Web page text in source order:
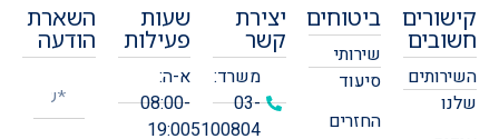
קישורים
חשובים
השירותים
שלנו
ביטוחים
שירותי
סיעוד
החזרים
יצירת
קשר
משרד:
03-
5100804
שעות
פעילות
א-ה:
08:00-
19:00
השארת
הודעה